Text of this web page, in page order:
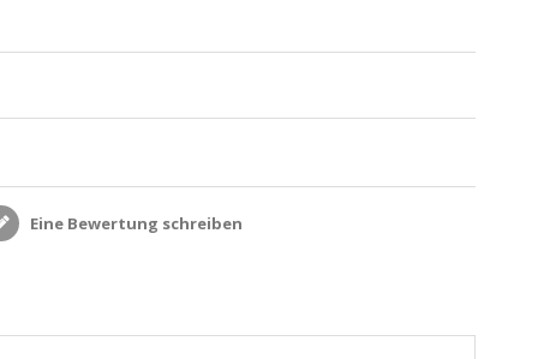
Eine Bewertung schreiben